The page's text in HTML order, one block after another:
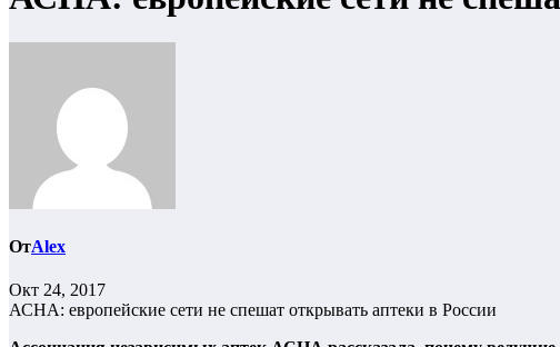
ОтAlex
Окт 24, 2017
АСНА: европейские сети не спешат открывать аптеки в России